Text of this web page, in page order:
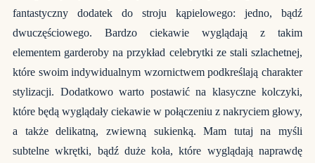
fantastyczny dodatek do stroju kąpielowego: jedno, bądź
dwuczęściowego. Bardzo ciekawie wyglądają z takim
elementem garderoby na przykład celebrytki ze stali szlachetnej,
które swoim indywidualnym wzornictwem podkreślają charakter
stylizacji. Dodatkowo warto postawić na klasyczne kolczyki,
które będą wyglądały ciekawie w połączeniu z nakryciem głowy,
a także delikatną, zwiewną sukienką. Mam tutaj na myśli
subtelne wkrętki, bądź duże koła, które wyglądają naprawdę